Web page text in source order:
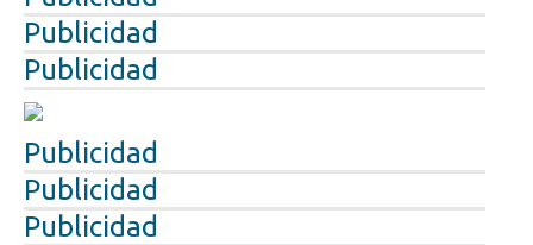
Publicidad
Publicidad
Publicidad
Publicidad
Publicidad